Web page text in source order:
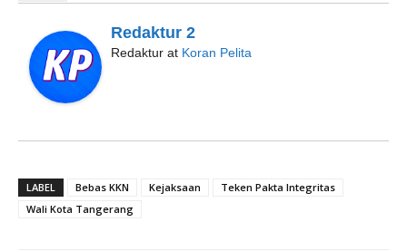
Redaktur 2
Redaktur at Koran Pelita
LABEL Bebas KKN Kejaksaan
Teken Pakta Integritas
Wali Kota Tangerang